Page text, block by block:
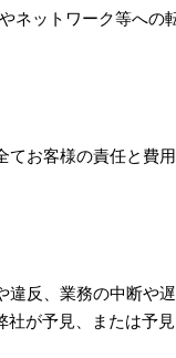
ネットワーク等への
お客様の責任と費
反、業務の中断や
が予見、または予